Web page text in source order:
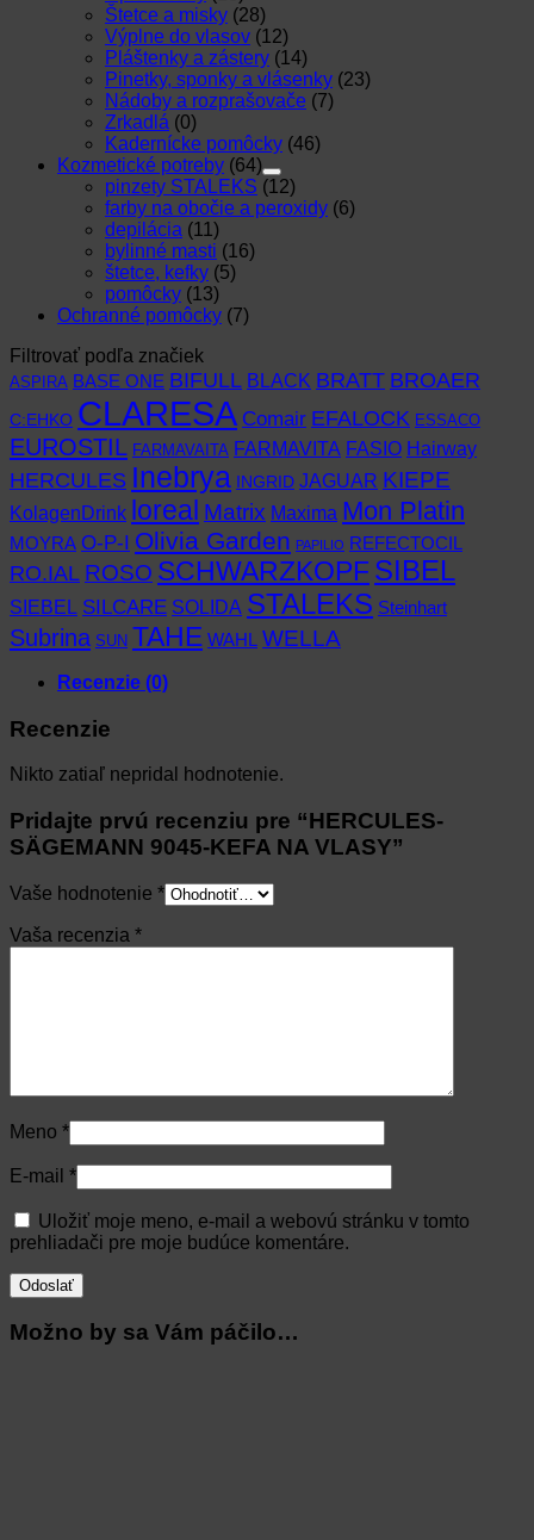
Štetce a misky (28)
Výplne do vlasov (12)
Pláštenky a zástery (14)
Pinetky, sponky a vlásenky (23)
Nádoby a rozprašovače (7)
Zrkadlá (0)
Kadernícke pomôcky (46)
Kozmetické potreby (64)
pinzety STALEKS (12)
farby na obočie a peroxidy (6)
depilácia (11)
bylinné masti (16)
štetce, kefky (5)
pomôcky (13)
Ochranné pomôcky (7)
Filtrovať podľa značiek
ASPIRA BASE ONE BIFULL BLACK BRATT BROAER
C:EHKO CLARESA Comair EFALOCK ESSACO
EUROSTIL FARMAVAITA FARMAVITA FASIO Hairway
HERCULES Inebrya INGRID JAGUAR KIEPE
KolagenDrink loreal Matrix Maxima Mon Platin
MOYRA O-P-I Olivia Garden PAPILIO REFECTOCIL
RO.IAL ROSO SCHWARZKOPF SIBEL
SIEBEL SILCARE SOLIDA STALEKS Steinhart
Subrina SUN TAHE WAHL WELLA
Recenzie (0)
Recenzie
Nikto zatiaľ nepridal hodnotenie.
Pridajte prvú recenziu pre “HERCULES-
SÄGEMANN 9045-KEFA NA VLASY”
Vaše hodnotenie *
Vaša recenzia *
Meno *
E-mail *
Uložiť moje meno, e-mail a webovú stránku v tomto
prehliadači pre moje budúce komentáre.
Možno by sa Vám páčilo…